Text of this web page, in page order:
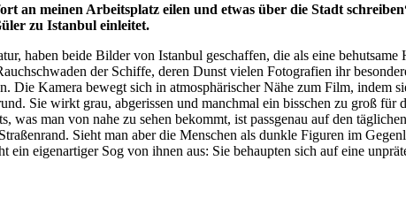
an meinen Arbeitsplatz eilen und etwas über die Stadt
zu Istanbul einleitet.
haben beide Bilder von Istanbul geschaffen, die als eine behutsame
der Schiffe, deren Dunst vielen Fotografien ihr
Kamera bewegt sich in atmosphärischer Nähe zum Film, indem
Sie wirkt grau, abgerissen und manchmal ein bisschen zu groß für
man von nahe zu sehen bekommt, ist passgenau auf den
Sieht man aber die Menschen als dunkle Figuren im
eigenartiger Sog von ihnen aus: Sie behaupten sich auf eine